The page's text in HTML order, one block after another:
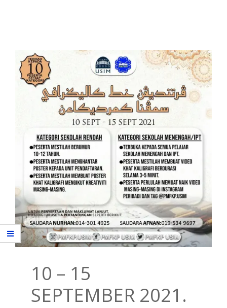
10 – 15
SEPTEMBER 2021.